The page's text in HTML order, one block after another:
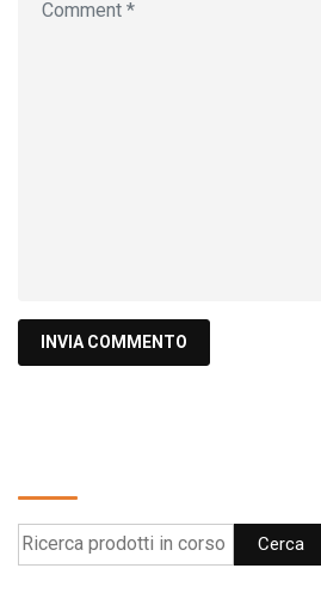
Cerca